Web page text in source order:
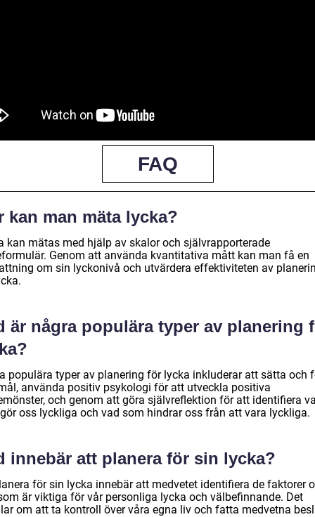
FAQ
kan man mäta lycka?
kan mätas med hjälp av skalor och självrapporterade
Genom att använda kvantitativa mått kan man få en
om sin lyckonivå och utvärdera effektiviteten av
är några populära typer av planering
populära typer av planering för lycka inkluderar att sätta och
använda positiv psykologi för att utveckla positiva
och genom att göra självreflektion för att identifiera
oss lyckliga och vad som hindrar oss från att vara lyckliga.
innebär att planera för sin lycka?
för sin lycka innebär att medvetet identifiera de faktorer
är viktiga för vår personliga lycka och välbefinnande. Det
om att ta kontroll över våra egna liv och fatta medvetna